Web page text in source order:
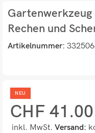
Rechen und
Artikelnummer:
NEU
CHF 41.00
inkl. MwSt. Versand: